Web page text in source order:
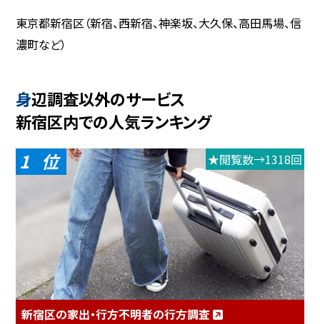
東京都新宿区（新宿、西新宿、神楽坂、大久保、高田馬場、信
濃町など）
身辺調査以外のサービス
新宿区内での人気ランキング
1 ★閲覧数→1318回
新宿区の家出・行方不明者の行方調査